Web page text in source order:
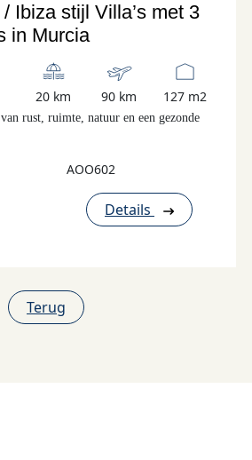
Ibiza stijl Villa’s met 3
in Murcia
20 km 90 km 127 m2
rust, ruimte, natuur en een gezonde
AOO602
Details
Terug